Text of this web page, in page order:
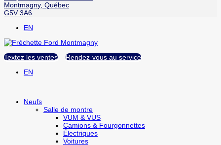
Montmagny, Québec
G5V 3A6
EN
Textez les ventes
Rendez-vous au service
EN
Neufs
Salle de montre
VUM & VUS
Camions & Fourgonnettes
Électriques
Voitures